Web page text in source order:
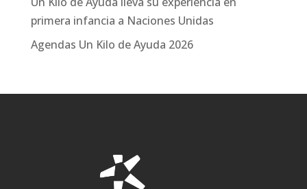
primera infancia a Naciones Unidas
Agendas Un Kilo de Ayuda 2026